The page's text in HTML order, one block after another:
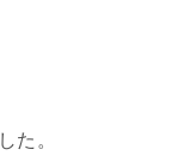
た。